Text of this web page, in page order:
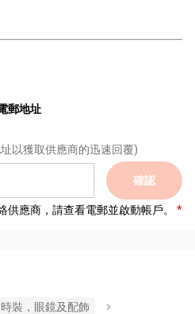
郵地址
以獲取供應商的迅速回覆)
確認
應商，請查看電郵並啟動帳戶。
時裝，眼鏡及配飾